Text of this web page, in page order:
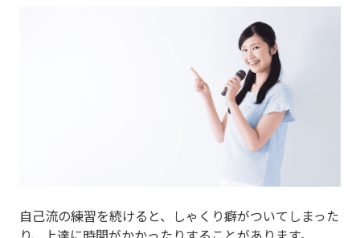
自己流の練習を続けると、しゃくり癖がついてしまった